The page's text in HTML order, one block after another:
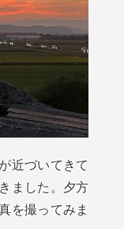
近づいてきて
ました。夕方
を撮ってみま